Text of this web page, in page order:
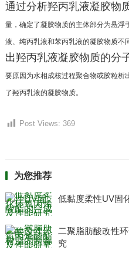
通过分析羟丙乳液凝胶物
量，确定了凝胶物质的主体部分为悬浮
液、纯丙乳液和苯丙乳液的凝胶物质不
出羟丙乳液凝胶物质的分
要原因为水相成核过程聚合物或胶粒析
了羟丙乳液的凝胶物质。
Post Views: 369
为您推荐
低黏度柔性UV固
二聚脂肪酸改性
究